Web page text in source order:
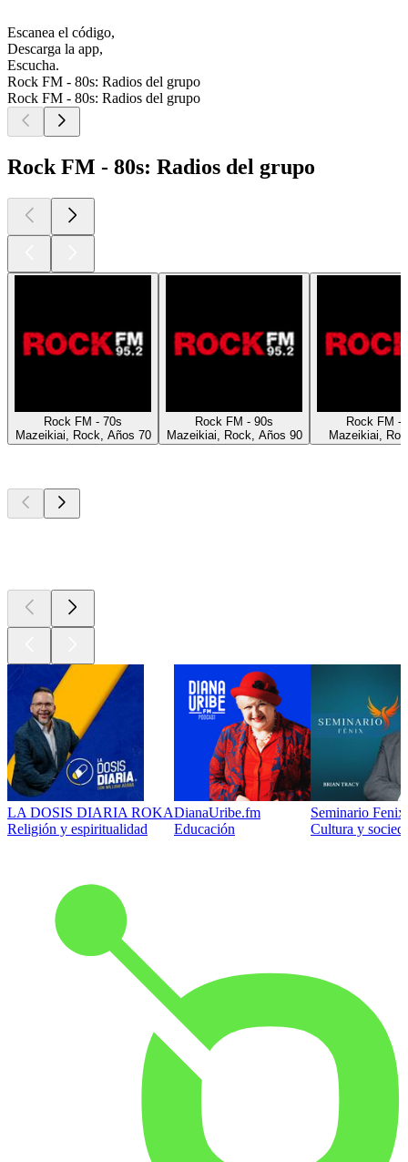
Escanea el código,
Descarga la app,
Escucha.
Rock FM - 80s: Radios del grupo
Rock FM - 80s: Radios del grupo
Rock FM - 80s: Radios del grupo
Rock FM - 70s
Mazeikiai, Rock, Años 70
Rock FM - 90s
Mazeikiai, Rock, Años 90
Rock FM -
Mazeikiai,
LA DOSIS DIARIA ROKA
Religión y espiritualidad
DianaUribe.fm
Educación
Seminario
Cultura y